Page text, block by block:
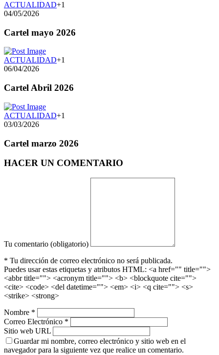
ACTUALIDAD+1
04/05/2026
Cartel mayo 2026
ACTUALIDAD+1
06/04/2026
Cartel Abril 2026
ACTUALIDAD+1
03/03/2026
Cartel marzo 2026
HACER UN COMENTARIO
Tu comentario (obligatorio)
* Tu dirección de correo electrónico no será publicada.
Puedes usar estas etiquetas y atributos HTML: <a href="" title="">
<abbr title=""> <acronym title=""> <b> <blockquote cite="">
<cite> <code> <del datetime=""> <em> <i> <q cite=""> <s>
<strike> <strong>
Nombre *
Correo Electrónico *
Sitio web URL
Guardar mi nombre, correo electrónico y sitio web en el
navegador para la siguiente vez que realice un comentario.